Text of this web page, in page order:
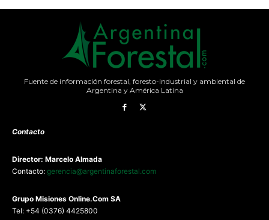
Fuente de información forestal, foresto-industrial y ambiental de
Argentina y América Latina
Contacto
Director: Marcelo Almada
Contacto: gerencia@argentinaforestal.com
Grupo Misiones Online.Com SA
Tel: +54 (0376) 4425800